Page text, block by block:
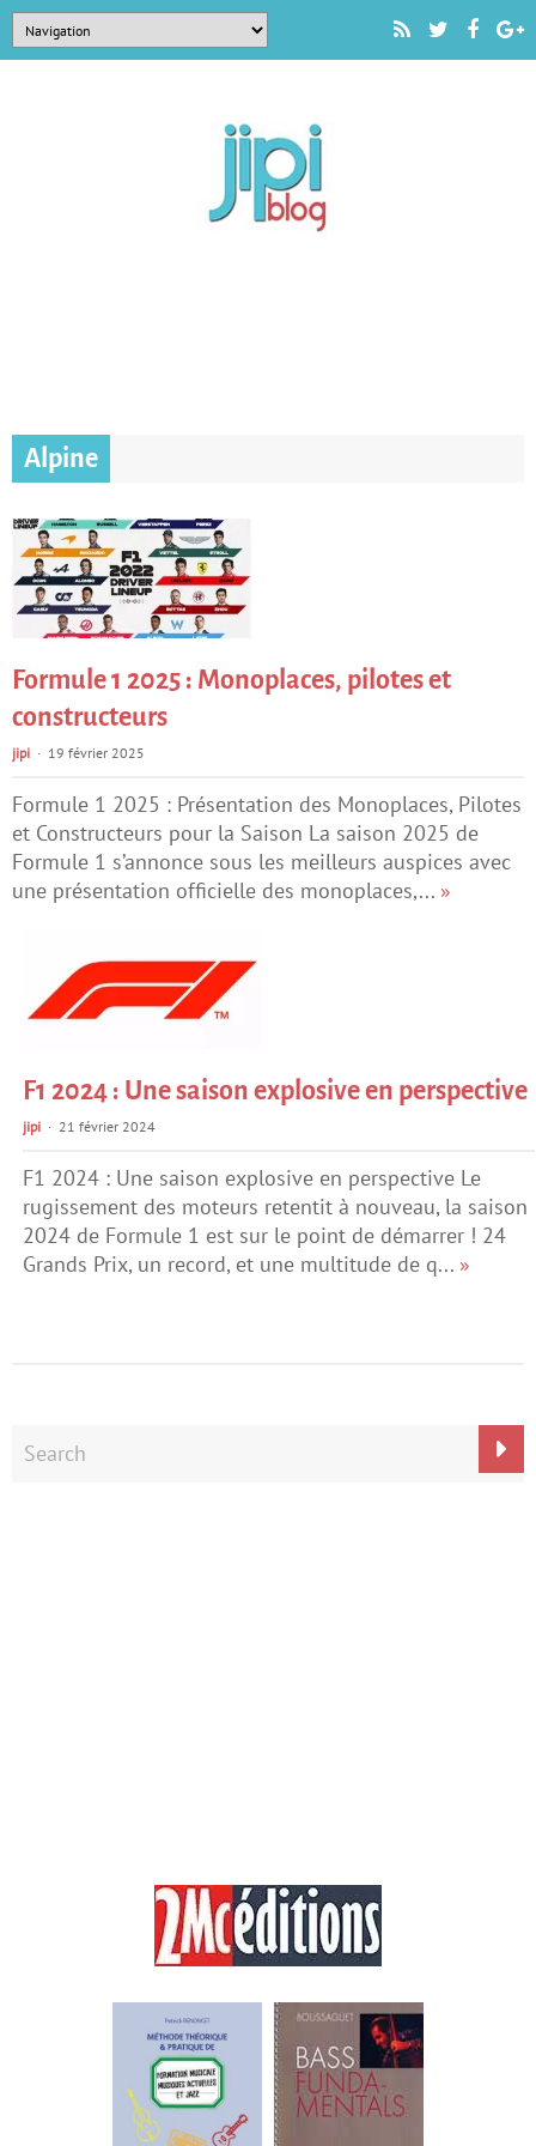
Alpine
Formule 1 2025 : Monoplaces, pilotes et
constructeurs
jipi 19 février 2025
Formule 1 2025 : Présentation des Monoplaces, Pilotes
et Constructeurs pour la Saison La saison 2025 de
Formule 1 s’annonce sous les meilleurs auspices avec
une présentation officielle des monoplaces,... »
F1 2024 : Une saison explosive en perspective
jipi 21 février 2024
F1 2024 : Une saison explosive en perspective Le
rugissement des moteurs retentit à nouveau, la saison
2024 de Formule 1 est sur le point de démarrer ! 24
Grands Prix, un record, et une multitude de q... »